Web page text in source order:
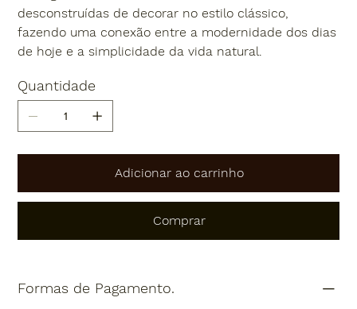
desconstruídas de decorar no estilo clássico,
fazendo uma conexão entre a modernidade dos dias
de hoje e a simplicidade da vida natural.
Quantidade
Adicionar ao carrinho
Comprar
Formas de Pagamento.